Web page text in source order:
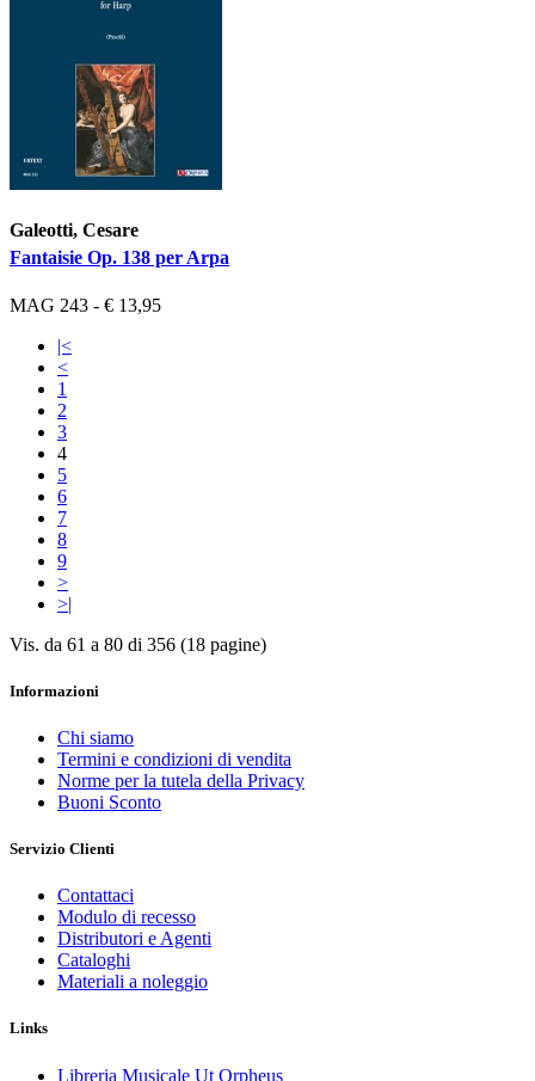
Galeotti, Cesare
Fantaisie Op. 138 per Arpa
MAG 243 - € 13,95
|<
<
1
2
3
4
5
6
7
8
9
>
>|
Vis. da 61 a 80 di 356 (18 pagine)
Informazioni
Chi siamo
Termini e condizioni di vendita
Norme per la tutela della Privacy
Buoni Sconto
Servizio Clienti
Contattaci
Modulo di recesso
Distributori e Agenti
Cataloghi
Materiali a noleggio
Links
Libreria Musicale Ut Orpheus